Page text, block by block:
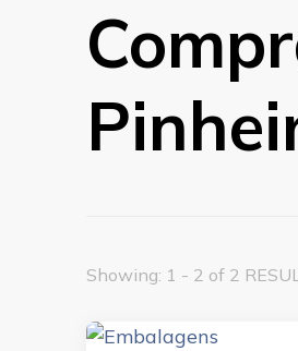
Showing: 1 - 2 of 2